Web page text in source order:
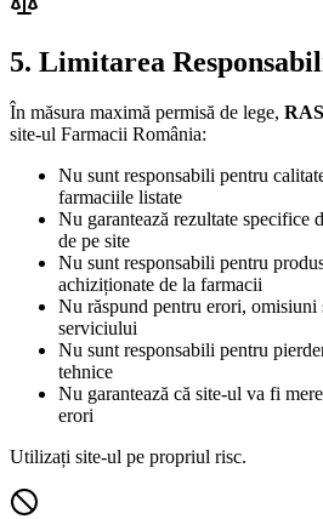
5. Limitarea
În măsura maximă permisă de lege,
site-ul Farmacii România:
Nu sunt responsabili pentru
farmaciile listate
Nu garantează rezultate
de pe site
Nu sunt responsabili pentru
achiziționate de la farmacii
Nu răspund pentru erori, omisiuni
serviciului
Nu sunt responsabili pentru
tehnice
Nu garantează că site-ul va fi
erori
Utilizați site-ul pe propriul risc.